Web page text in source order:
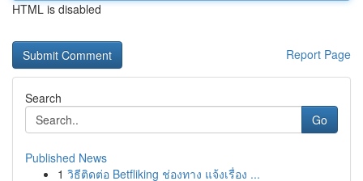
HTML is disabled
Report Page
Search
Go
Published News
1 วิธีติดต่อ Betfliking ช่องทาง แจ้งเรื่อง ...